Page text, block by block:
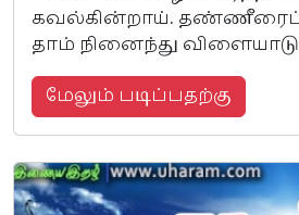
கவல்கின்றாய்.
தாம் நினைந்து
மேலும் படிப்பதற்கு